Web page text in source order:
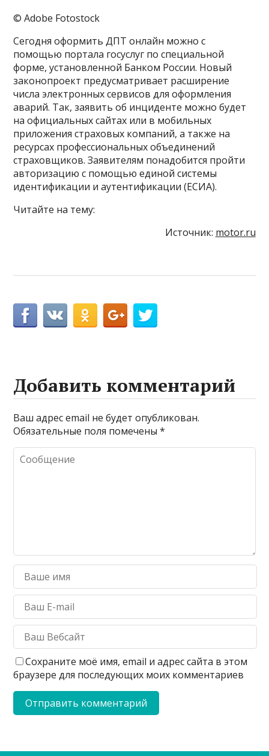
© Adobe Fotostock
Сегодня оформить ДПТ онлайн можно с
помощью портала госуслуг по специальной
форме, установленной Банком России. Новый
законопроект предусматривает расширение
числа электронных сервисов для оформления
аварий. Так, заявить об инциденте можно будет
на официальных сайтах или в мобильных
приложения страховых компаний, а также на
ресурсах профессиональных объединений
страховщиков. Заявителям понадобится пройти
авторизацию с помощью единой системы
идентификации и аутентификации (ЕСИА).
Читайте на тему:
Источник: motor.ru
Добавить комментарий
Ваш адрес email не будет опубликован.
Обязательные поля помечены*
Сохраните моё имя, email и адрес сайта в этом
браузере для последующих моих комментариев